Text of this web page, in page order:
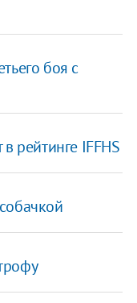
боя с
рейтинге IFFHS